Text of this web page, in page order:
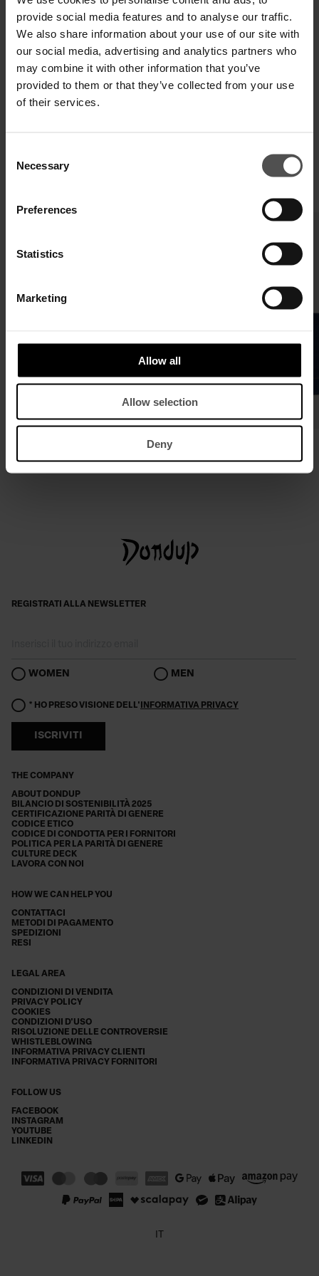
provide social media features and to analyse our traffic.
We also share information about your use of our site with
our social media, advertising and analytics partners who
may combine it with other information that you’ve
provided to them or that they’ve collected from your use
of their services.
Selection
Necessary
Preferences
Statistics
Marketing
Allow all
Allow selection
Deny
SPEDIZIONE E RESO
SPECIFICHE TECNICHE
DIGITAL PRODUCT PASSPORT
THE COMPANY
ABOUT DONDUP
BILANCIO DI SOSTENIBILITÀ 2025
CERTIFICAZIONE PARITÀ DI GENERE
CODICE ETICO
CODICE DI CONDOTTA PER I FORNITORI
POLITICA PER LA PARITÀ DI GENERE
CULTURE DECK
LAVORA CON NOI
HOW WE CAN HELP YOU
CONTATTACI
METODI DI PAGAMENTO
SPEDIZIONI
RESI
LEGAL AREA
CONDIZIONI DI VENDITA
PRIVACY POLICY
COOKIES
CONDIZIONI D'USO
RISOLUZIONE DELLE CONTROVERSIE
WHISTLEBLOWING
INFORMATIVA PRIVACY CLIENTI
INFORMATIVA PRIVACY FORNITORI
FOLLOW US
FACEBOOK
INSTAGRAM
YOUTUBE
LINKEDIN
REGISTRATI ALLA NEWSLETTER
WOMEN MEN
* HO PRESO VISIONE DELL' INFORMATIVA PRIVACY
ISCRIVITI
IT